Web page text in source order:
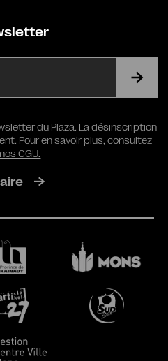
RGPDdu Plaza. La désinscription
Pour en savoir plus,consultez
nos CGU.